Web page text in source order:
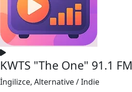
KWTS "The One" 91.1 FM
İngilizce, Alternative / Indie